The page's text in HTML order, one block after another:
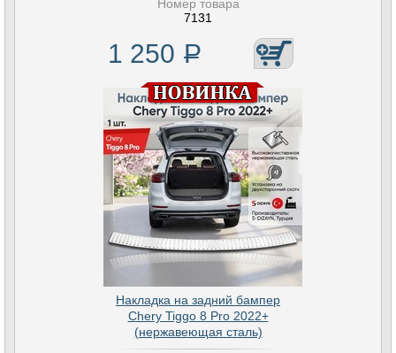
Номер товара
7131
1 250 Р
Накладка на задний бампер
Chery Tiggo 8 Pro 2022+
(нержавеющая сталь)